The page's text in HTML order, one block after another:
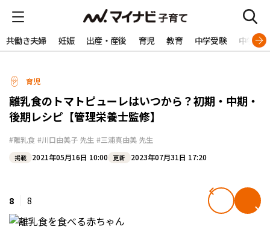
共働き夫婦 妊娠 出産・産後 育児 教育 中学受験 中学生
育児
離乳食のトマトピューレはいつから？初期・中期・
後期レシピ【管理栄養士監修】
#離乳食 #川口由美子 先生 #三浦真由美 先生
掲載 2021年05月16日 10:00 更新 2023年07月31日 17:20
8 8